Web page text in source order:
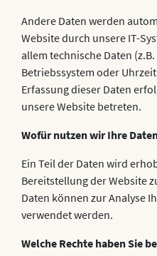
Andere Daten werden
Website durch unsere IT-
allem technische Daten
Betriebssystem oder
Erfassung dieser Daten
unsere Website betreten.
Wofür nutzen wir Ihre
Ein Teil der Daten wird
Bereitstellung der Website
Daten können zur Analyse
verwendet werden.
Welche Rechte haben Sie